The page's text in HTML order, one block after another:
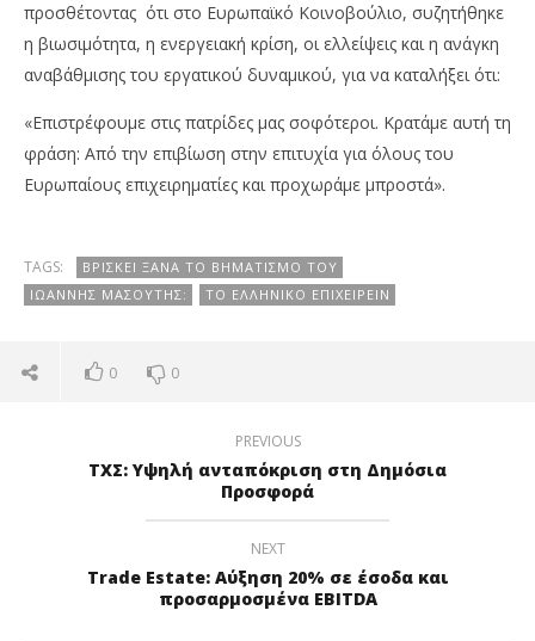
προσθέτοντας ότι στο Ευρωπαϊκό Κοινοβούλιο, συζητήθηκε
η βιωσιμότητα, η ενεργειακή κρίση, οι ελλείψεις και η ανάγκη
αναβάθμισης του εργατικού δυναμικού, για να καταλήξει ότι:
«Επιστρέφουμε στις πατρίδες μας σοφότεροι. Κρατάμε αυτή τη
φράση: Από την επιβίωση στην επιτυχία για όλους του
Ευρωπαίους επιχειρηματίες και προχωράμε μπροστά».
TAGS:
ΒΡΊΣΚΕΙ ΞΑΝΆ ΤΟ ΒΗΜΑΤΙΣΜΌ ΤΟΥ
ΙΩΆΝΝΗΣ ΜΑΣΟΎΤΗΣ:
ΤΟ ΕΛΛΗΝΙΚΌ ΕΠΙΧΕΙΡΕΊΝ
0 0
PREVIOUS
ΤΧΣ: Υψηλή ανταπόκριση στη Δημόσια
Προσφορά
NEXT
Trade Estate: Αύξηση 20% σε έσοδα και
προσαρμοσμένα EBITDA